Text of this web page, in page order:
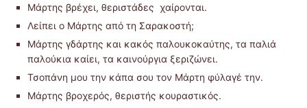
Μάρτης βρέχει, θεριστάδες χαίρονται.
Λείπει ο Μάρτης από τη Σαρακοστή;
Μάρτης γδάρτης και κακός παλουκοκαύτης, τα παλιά
παλούκια καίει, τα καινούργια ξεριζώνει.
Τσοπάνη μου την κάπα σου τον Μάρτη φύλαγέ την.
Μάρτης βροχερός, θεριστής κουραστικός.